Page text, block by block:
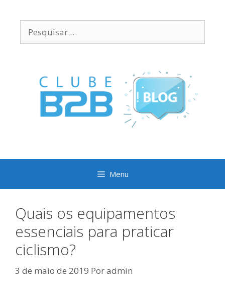
conteúdo
por:
Menu
Quais os equipamentos
essenciais para praticar
ciclismo?
3 de maio de 2019 Poradmin